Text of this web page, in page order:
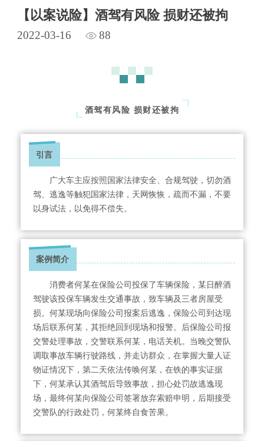
【以案说险】酒驾有风险 损财还被拘
2022-03-16 88
酒驾有风险 损财还被拘
引言
广大车主应按照国家法律安全、合规驾驶，切勿酒
驾、逃逸等触犯国家法律，天网恢恢，疏而不漏，不要
以身试法，以免得不偿失。
案例简介
消费者何某在保险公司投保了车辆保险，某日醉酒
驾驶该投保车辆发生交通事故，致车辆及三者房屋受
损。何某现场向保险公司报案后逃逸，保险公司到达现
场后联系何某，其拒绝回到现场和报警。后保险公司报
交警处理事故，交警联系何某，电话关机。 当晚交警队
调取事故车辆行驶路线，并走访群众，在掌握大量人证
物证情况下，第二天依法传唤何某，在铁的事实证据
下，何某承认其酒驾后导致事故，担心处罚故逃逸现
场，最终何某向保险公司签署放弃索赔申明，后期接受
交警队的行政处罚，何某终自食苦果。